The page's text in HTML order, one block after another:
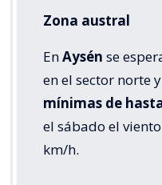
Zona austral
EnAysén se
en el sector norte y
mínimas de
el sábado el
km/h.